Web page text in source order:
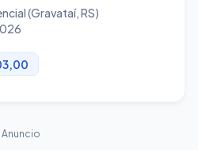
(Gravataí, RS)
Anuncio